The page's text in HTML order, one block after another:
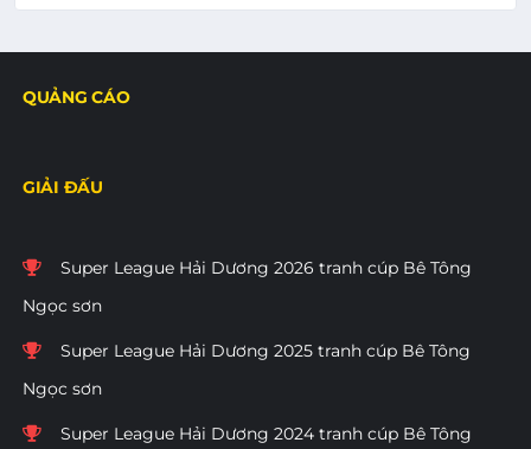
QUẢNG CÁO
GIẢI ĐẤU
Super League Hải Dương 2026 tranh cúp Bê Tông
Ngọc sơn
Super League Hải Dương 2025 tranh cúp Bê Tông
Ngọc sơn
Super League Hải Dương 2024 tranh cúp Bê Tông